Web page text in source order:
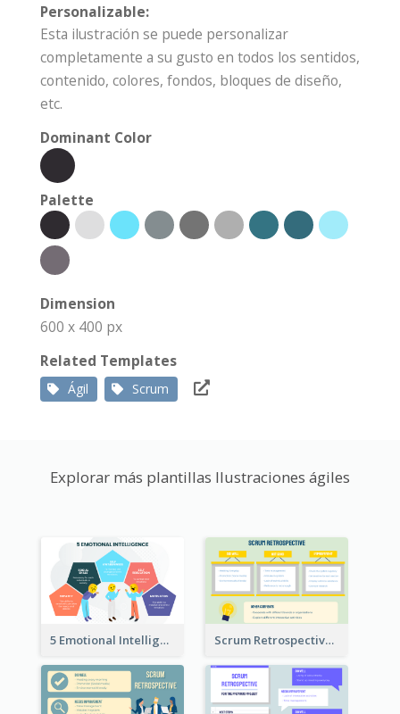
Personalizable:
Esta ilustración se puede personalizar
completamente a su gusto en todos los sentidos,
contenido, colores, fondos, bloques de diseño,
etc.
Dominant Color
Palette
Dimension
600 x 400 px
Related Templates
Ágil Scrum
Explorar más plantillas Ilustraciones ágiles
5 Emotional Intelligence Illustration Scrum Retrospective Meeting Questions